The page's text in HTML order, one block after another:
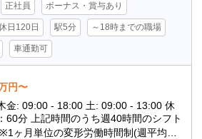
正社員 ボーナス・賞与あり
日120日 駅5分 ～18時までの職場
車通勤可
円〜
金: 09:00 - 18:00 土: 09:00 - 13:00 休
60分 上記時間のうち週40時間のシフト
ヶ月単位の変形労働時間制(週平均40